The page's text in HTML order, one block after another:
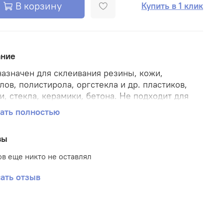
В корзину Купить в 1 клик
для склеивания резины, кожи,
полистирола, оргстекла и др. пластиков,
стекла, керамики, бетона. Не подходит для
посуды, контактирующей с пищей,
полиэтилена и полипропилена.Уникальная
соединения.
различных видов пластмасс, резины,
дерева, фарфора, керамики, кожи, пробки,
картона и бумаги. Не пригоден для
полностью
еще никто не оставлял
отзыв